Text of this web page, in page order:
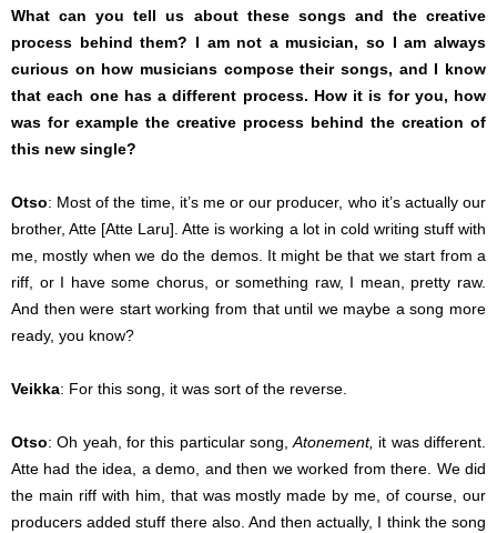
What can you tell us about these songs and the creative
process behind them? I am not a musician, so I am always
curious on how musicians compose their songs, and I know
that each one has a different process. How it is for you, how
was for example the creative process behind the creation of
this new single?
Otso: Most of the time, it’s me or our producer, who it’s actually our
brother, Atte [Atte Laru]. Atte is working a lot in cold writing stuff with
me, mostly when we do the demos. It might be that we start from a
riff, or I have some chorus, or something raw, I mean, pretty raw.
And then were start working from that until we maybe a song more
ready, you know?
Veikka: For this song, it was sort of the reverse.
Otso: Oh yeah, for this particular song,Atonement, it was different.
Atte had the idea, a demo, and then we worked from there. We did
the main riff with him, that was mostly made by me, of course, our
producers added stuff there also. And then actually, I think the song